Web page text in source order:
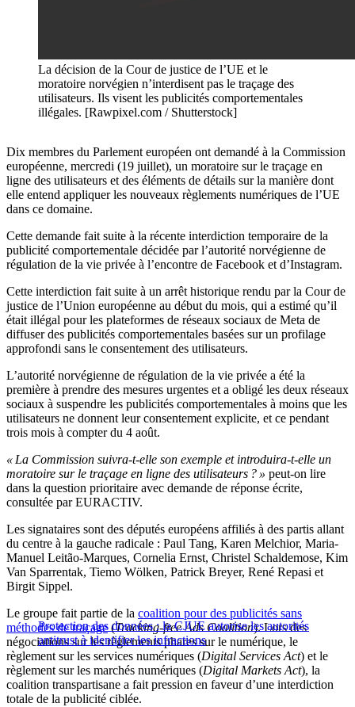
La décision de la Cour de justice de l’UE et le
moratoire norvégien n’interdisent pas le traçage des
utilisateurs. Ils visent les publicités comportementales
illégales. [Rawpixel.com / Shutterstock]
Dix membres du Parlement européen ont demandé à la Commission
européenne, mercredi (19 juillet), un moratoire sur le traçage en
ligne des utilisateurs et des éléments de détails sur la manière dont
elle entend appliquer les nouveaux règlements numériques de l’UE
dans ce domaine.
Cette demande fait suite à la récente interdiction temporaire de la
publicité comportementale décidée par l’autorité norvégienne de
régulation de la vie privée à l’encontre de Facebook et d’Instagram.
Cette interdiction fait suite à un arrêt historique rendu par la Cour de
justice de l’Union européenne au début du mois, qui a estimé qu’il
était illégal pour les plateformes de réseaux sociaux de Meta de
diffuser des publicités comportementales basées sur un profilage
approfondi sans le consentement des utilisateurs.
L’autorité norvégienne de régulation de la vie privée a été la
première à prendre des mesures urgentes et a obligé les deux réseaux
sociaux à suspendre les publicités comportementales à moins que les
utilisateurs ne donnent leur consentement explicite, et ce pendant
trois mois à compter du 4 août.
« La Commission suivra-t-elle son exemple et introduira-t-elle un
moratoire sur le traçage en ligne des utilisateurs ? » peut-on lire
dans la question prioritaire avec demande de réponse écrite,
consultée par EURACTIV.
Les signataires sont des députés européens affiliés à des partis allant
du centre à la gauche radicale : Paul Tang, Karen Melchior, Maria-
Manuel Leitão-Marques, Cornelia Ernst, Christel Schaldemose, Kim
Van Sparrentak, Tiemo Wölken, Patrick Breyer, René Repasi et
Birgit Sippel.
Protection des données : la CJUE autorise les autorités
antitrust à identifier les infractions
Le groupe fait partie de la coalition pour des publicités sans
méthodes de traçage(Tracking-free Ads Coalition). Lors des
négociations sur les règlements phares sur le numérique, le
règlement sur les services numériques (Digital Services Act) et le
règlement sur les marchés numériques (Digital Markets Act), la
coalition transpartisane a fait pression en faveur d’une interdiction
totale de la publicité ciblée.